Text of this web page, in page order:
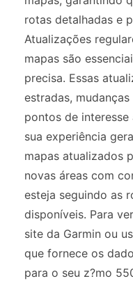
rotas detalhadas e
Atualizações
mapas são
precisa. Essas
estradas,
pontos de
sua experiência
mapas atualizados
novas áreas com
esteja seguindo as
disponíveis. Para
site da Garmin ou
que fornece os
para o seu z?mo